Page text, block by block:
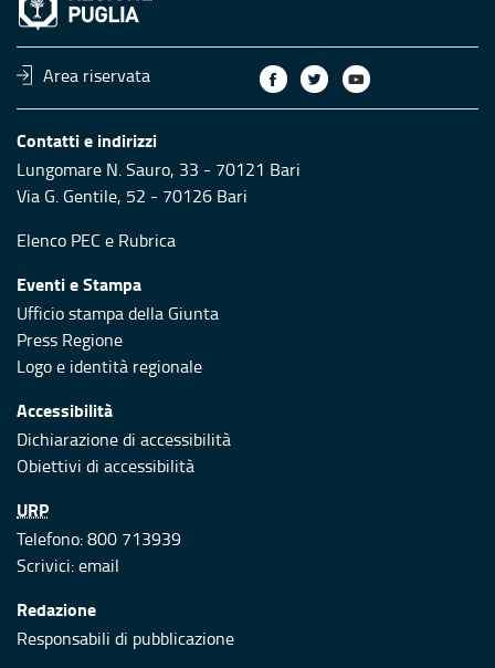
Area riservata
Contatti e indirizzi
Lungomare N. Sauro, 33 - 70121 Bari
Via G. Gentile, 52 - 70126 Bari
Elenco PEC e Rubrica
Eventi e Stampa
Ufficio stampa della Giunta
Press Regione
Logo e identità regionale
Accessibilità
Dichiarazione di accessibilità
Obiettivi di accessibilità
URP
Telefono: 800 713939
Scrivici:email
Redazione
Responsabili di pubblicazione